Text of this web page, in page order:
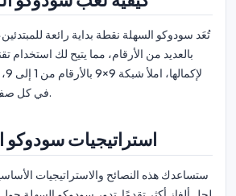
تُعَد سودوكو السهلة نقطة بداية رائعة
بالعديد من الأرقام، مما يتيح لك استخدام
في كل صف أو عمود أو مربع 3×3.
استراتيجيات سودوكو
ستساعدك هذه النصائح والاستراتيجيات